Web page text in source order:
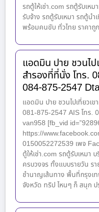
รถตู้ให้เช่า.com รถตู้รับเหม
รับจ้าง รถตู้รับเหมา รถตู้นำ
พร้อมคนขับ ทั่วไทย ราคา
แอดมิน ปาย ชวนไ
สำรองที่ที่นั่ง โทร.
084-875-2547
แอดมิน ปาย ชวนไปเที่ยวเ
081-875-2547 AIS โทร.
van958 [fb_vid
https://
0150052272539 เพจ
ตู้ให้เช่า.com รถตู้รับเหมา
ครบวงจร ทั้งแบบรายวัน ร
ชำนาญเส้นทาง พื้นที่กรุงเ
จังหวัด ทริป ไหนๆ ก็ สนุก ป